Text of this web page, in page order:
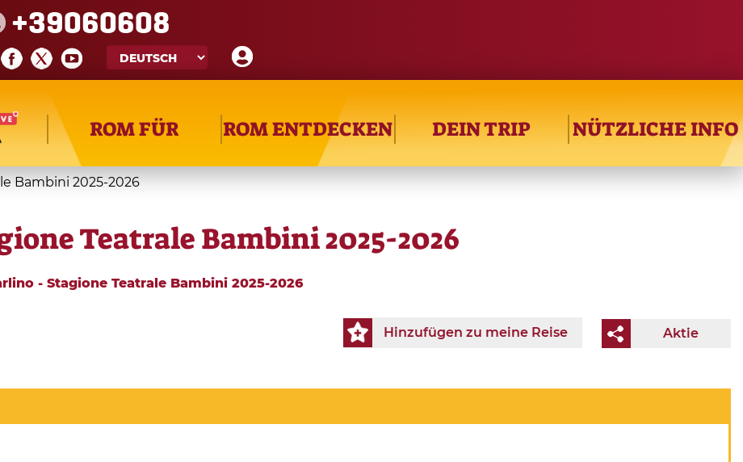
+39060608
ROM FÜR ROM ENTDECKEN DEIN TRIP NÜTZLICHE INFO
Bambini 2025-2026
Teatrale Bambini 2025-2026
- Stagione Teatrale Bambini 2025-2026
Aktie
Hinzufügen zu meine Reise